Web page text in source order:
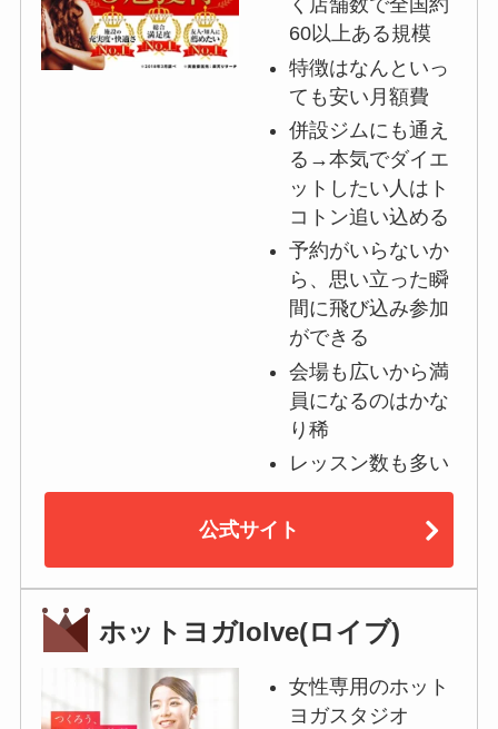
く店舗数で全国約
60以上ある規模
特徴はなんといっ
ても安い月額費
併設ジムにも通え
る→本気でダイエ
ットしたい人はト
コトン追い込める
予約がいらないか
ら、思い立った瞬
間に飛び込み参加
ができる
会場も広いから満
員になるのはかな
り稀
レッスン数も多い
公式サイト
ホットヨガloIve(ロイブ)
女性専用のホット
ヨガスタジオ